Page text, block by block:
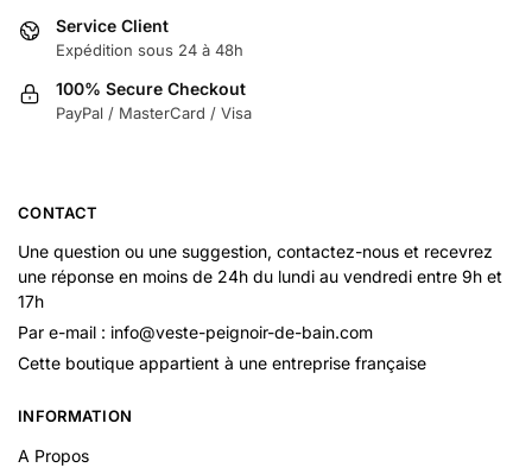
Service Client
Expédition sous 24 à 48h
100% Secure Checkout
PayPal / MasterCard / Visa
CONTACT
Une question ou une suggestion, contactez-nous et recevrez
une réponse en moins de 24h du lundi au vendredi entre 9h et
17h
Par e-mail : info@veste-peignoir-de-bain.com
Cette boutique appartient à une entreprise française
INFORMATION
A Propos